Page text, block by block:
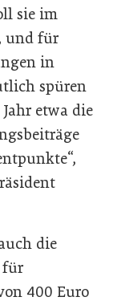
sie im
und für
in
spüren
etwa die
die
für
400 Euro